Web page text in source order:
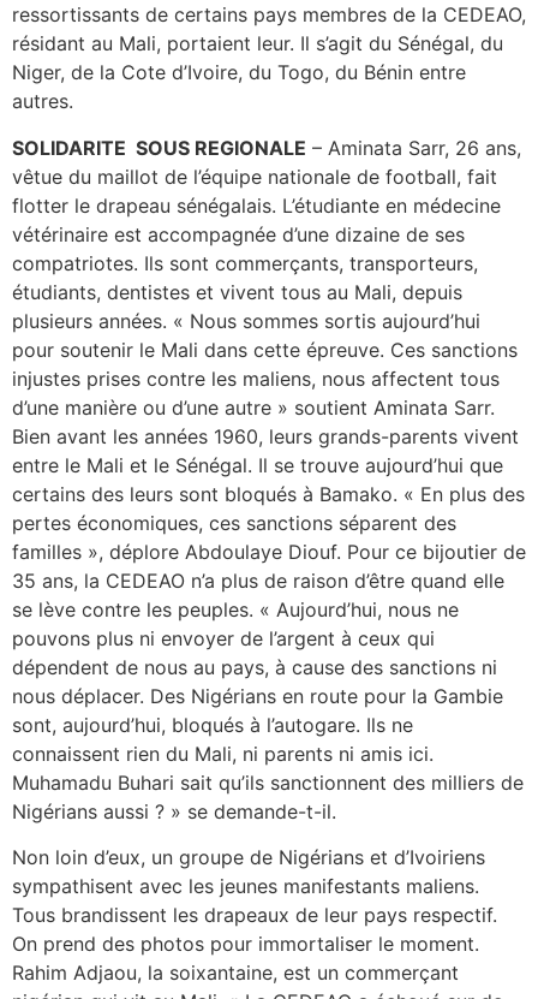
ressortissants de certains pays membres de la CEDEAO,
résidant au Mali, portaient leur. Il s’agit du Sénégal, du
Niger, de la Cote d’Ivoire, du Togo, du Bénin entre
autres.
SOLIDARITE SOUS REGIONALE – Aminata Sarr, 26 ans,
vêtue du maillot de l’équipe nationale de football, fait
flotter le drapeau sénégalais. L’étudiante en médecine
vétérinaire est accompagnée d’une dizaine de ses
compatriotes. Ils sont commerçants, transporteurs,
étudiants, dentistes et vivent tous au Mali, depuis
plusieurs années. « Nous sommes sortis aujourd’hui
pour soutenir le Mali dans cette épreuve. Ces sanctions
injustes prises contre les maliens, nous affectent tous
d’une manière ou d’une autre » soutient Aminata Sarr.
Bien avant les années 1960, leurs grands-parents vivent
entre le Mali et le Sénégal. Il se trouve aujourd’hui que
certains des leurs sont bloqués à Bamako. « En plus des
pertes économiques, ces sanctions séparent des
familles », déplore Abdoulaye Diouf. Pour ce bijoutier de
35 ans, la CEDEAO n’a plus de raison d’être quand elle
se lève contre les peuples. « Aujourd’hui, nous ne
pouvons plus ni envoyer de l’argent à ceux qui
dépendent de nous au pays, à cause des sanctions ni
nous déplacer. Des Nigérians en route pour la Gambie
sont, aujourd’hui, bloqués à l’autogare. Ils ne
connaissent rien du Mali, ni parents ni amis ici.
Muhamadu Buhari sait qu’ils sanctionnent des milliers de
Nigérians aussi ? » se demande-t-il.
Non loin d’eux, un groupe de Nigérians et d’Ivoiriens
sympathisent avec les jeunes manifestants maliens.
Tous brandissent les drapeaux de leur pays respectif.
On prend des photos pour immortaliser le moment.
Rahim Adjaou, la soixantaine, est un commerçant